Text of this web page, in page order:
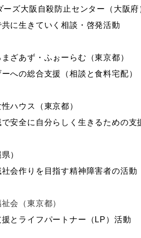
ズ大阪自殺防止センター（大阪府
に生きていく相談・啓発活動
ざあず・ふぉーらむ（東京都）
への総合支援（相談と食料宅配）
ハウス（東京都）
安全に自分らしく生きるための支
）
会作りを目指す精神障害者の活動
会（東京都）
とライフパートナー（ LP ）活動